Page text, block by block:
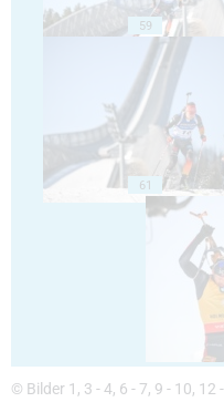
59
61
© Bilder 1, 3 - 4, 6 - 7, 9 - 10, 12